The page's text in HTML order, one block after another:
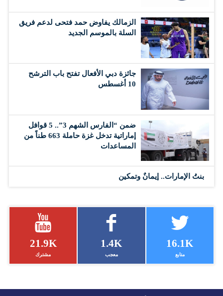
الزمالك يفاوض حمد فتحى لدعم فريق
السلة بالموسم الجديد
جائزة دبي الأفعال تفتح باب الترشح
10 أغسطس
ضمن “الفارس الشهم 3”.. 5 قوافل
إماراتية تدخل غزة حاملة 663 طناً من
المساعدات
بنتُ الإمارات.. إيمانٌ وتمكين
21.9K
مشترك
1.4K
معجب
16.1K
متابع